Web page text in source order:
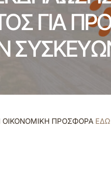
ΓΙΑ
ΟΙΚΟΝΟΜΙΚΗ ΠΡΟΣΦΟΡΑ ΕΔΩ